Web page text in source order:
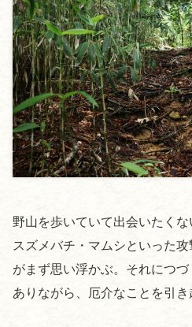
野山を歩いていて出会いたく
スズメバチ・マムシといった
がまず思い浮かぶ。それにつ
ありながら、厄介なことを引き